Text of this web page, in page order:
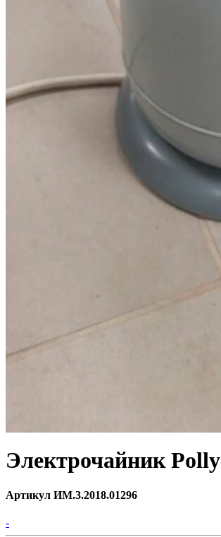
Электрочайник Polly
Артикул ИМ.3.2018.01296
-